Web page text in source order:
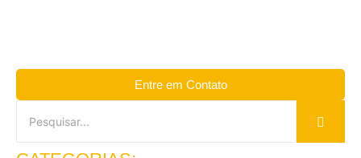
Entre em Contato